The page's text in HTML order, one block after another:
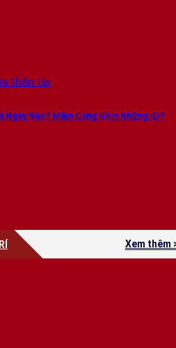
Ngày Nào? Mâm Cúng Gồm Những Gì?
Xem thêm